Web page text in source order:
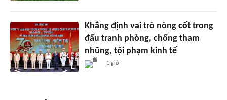
Khẳng định vai trò nòng cốt trong
đấu tranh phòng, chống tham
nhũng, tội phạm kinh tế
1 giờ